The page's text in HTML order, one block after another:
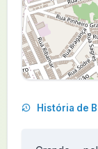
História de